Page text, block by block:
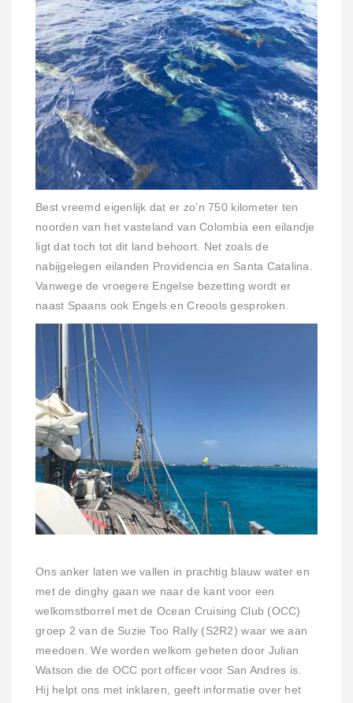
Best vreemd eigenlijk dat er zo’n 750 kilometer ten
noorden van het vasteland van Colombia een eilandje
ligt dat toch tot dit land behoort. Net zoals de
nabijgelegen eilanden Providencia en Santa Catalina.
Vanwege de vroegere Engelse bezetting wordt er
naast Spaans ook Engels en Creools gesproken.
Ons anker laten we vallen in prachtig blauw water en
met de dinghy gaan we naar de kant voor een
welkomstborrel met de Ocean Cruising Club (OCC)
groep 2 van de Suzie Too Rally (S2R2) waar we aan
meedoen. We worden welkom geheten door Julian
Watson die de OCC port officer voor San Andres is.
Hij helpt ons met inklaren, geeft informatie over het